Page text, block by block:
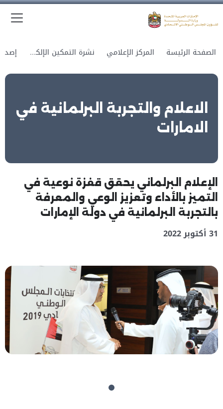
الصفحة الرئيسة المركز الإعلامي نشرة التمكين الإلكترونية
الاعلام والتجربة البرلمانية في
الامارات
الإعلام البرلماني يحقق قفزة نوعية في
التميز بالأداء وتعزيز الوعي والمعرفة
بالتجربة البرلمانية في دولة الإمارات
31 أكتوبر 2022